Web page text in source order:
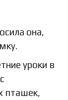
она,
уроки в
пташек,